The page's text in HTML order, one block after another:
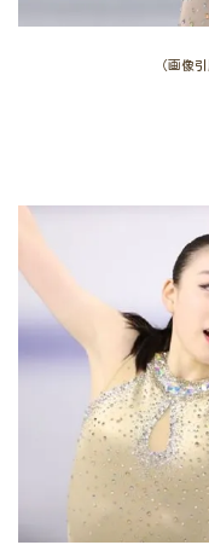
（画像